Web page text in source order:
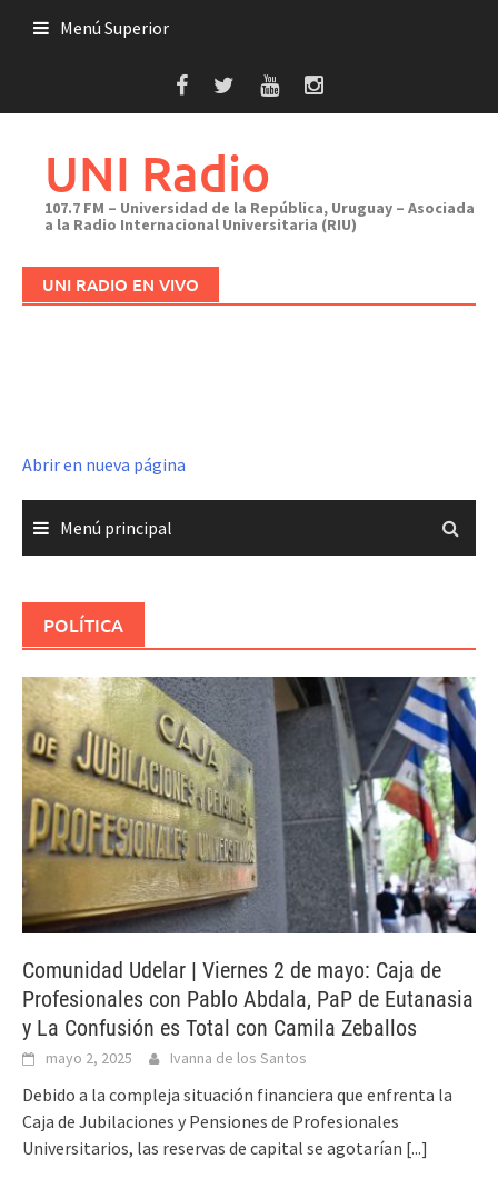
Menú Superior
UNI Radio
107.7 FM – Universidad de la República, Uruguay – Asociada
a la Radio Internacional Universitaria (RIU)
UNI RADIO EN VIVO
Abrir en nueva página
Menú principal
POLÍTICA
Comunidad Udelar | Viernes 2 de mayo: Caja de
Profesionales con Pablo Abdala, PaP de Eutanasia
y La Confusión es Total con Camila Zeballos
mayo 2, 2025 Ivanna de los Santos
Debido a la compleja situación financiera que enfrenta la
Caja de Jubilaciones y Pensiones de Profesionales
Universitarios, las reservas de capital se agotarían [...]